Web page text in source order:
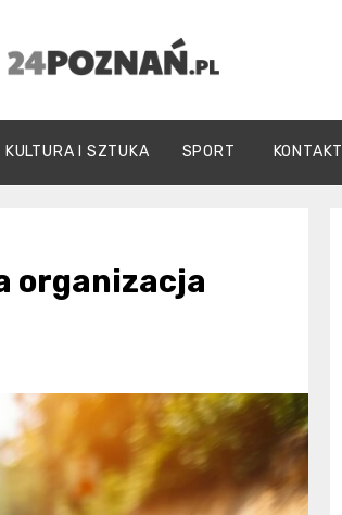
KULTURA I SZTUKA SPORT KONTAKT
organizacja